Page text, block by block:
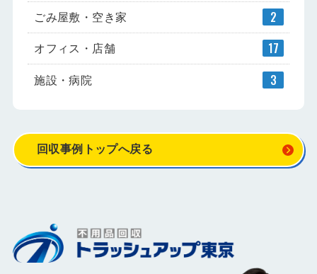
ごみ屋敷・空き家 2
オフィス・店舗 17
施設・病院 3
回収事例トップへ戻る